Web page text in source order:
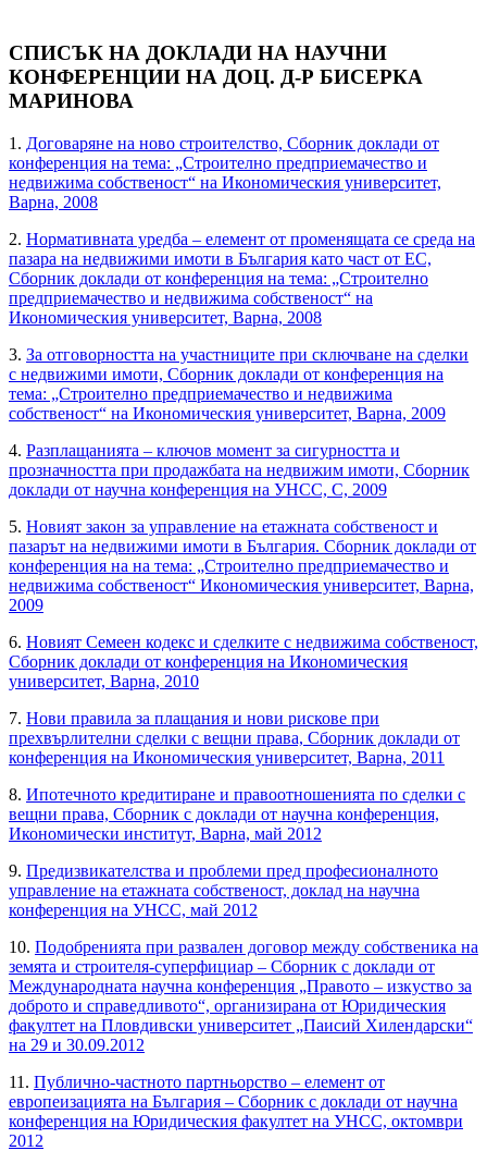
СПИСЪК НА ДОКЛАДИ НА НАУЧНИ
КОНФЕРЕНЦИИ НА ДОЦ. Д-Р БИСЕРКА
МАРИНОВА
1. Договаряне на ново строителство, Сборник доклади от
конференция на тема: „Строително предприемачество и
недвижима собственост“ на Икономическия университет,
Варна, 2008
2. Нормативната уредба – елемент от променящата се среда на
пазара на недвижими имоти в България като част от ЕС,
Сборник доклади от конференция на тема: „Строително
предприемачество и недвижима собственост“ на
Икономическия университет, Варна, 2008
3. За отговорността на участниците при сключване на сделки
с недвижими имоти, Сборник доклади от конференция на
тема: „Строително предприемачество и недвижима
собственост“ на Икономическия университет, Варна, 2009
4. Разплащанията – ключов момент за сигурността и
прозначността при продажбата на недвижим имоти, Сборник
доклади от научна конференция на УНСС, С, 2009
5. Новият закон за управление на етажната собственост и
пазарът на недвижими имоти в България. Сборник доклади от
конференция на на тема: „Строително предприемачество и
недвижима собственост“ Икономическия университет, Варна,
2009
6. Новият Семеен кодекс и сделките с недвижима собственост,
Сборник доклади от конференция на Икономическия
университет, Варна, 2010
7. Нови правила за плащания и нови рискове при
прехвърлителни сделки с вещни права, Сборник доклади от
конференция на Икономическия университет, Варна, 2011
8. Ипотечното кредитиране и правоотношенията по сделки с
вещни права, Сборник с доклади от научна конференция,
Икономически институт, Варна, май 2012
9. Предизвикателства и проблеми пред професионалното
управление на етажната собственост, доклад на научна
конференция на УНСС, май 2012
10. Подобренията при развален договор между собственика на
земята и строителя-суперфициар – Сборник с доклади от
Международната научна конференция „Правото – изкуство за
доброто и справедливото“, организирана от Юридическия
факултет на Пловдивски университет „Паисий Хилендарски“
на 29 и 30.09.2012
11. Публично-частното партньорство – елемент от
европеизацията на България – Сборник с доклади от научна
конференция на Юридическия факултет на УНСС, октомври
2012